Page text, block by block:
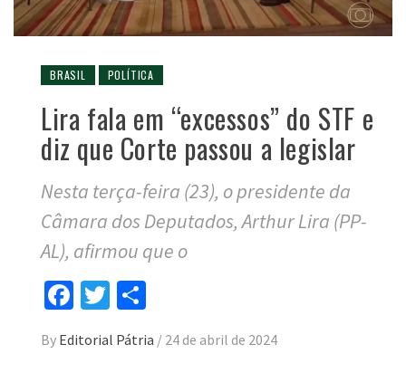
BRASIL POLÍTICA
Lira fala em “excessos” do STF e
diz que Corte passou a legislar
Nesta terça-feira (23), o presidente da
Câmara dos Deputados, Arthur Lira (PP-
AL), afirmou que o
Facebook
Twitter
By Editorial Pátria / 24 de abril de 2024